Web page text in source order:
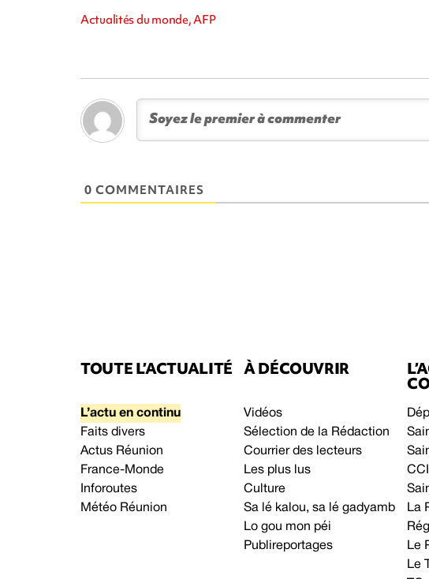
Actualités du monde, AFP
0 COMMENTAIRES
TOUTE L’ACTUALITÉ
L’actu en continu
Faits divers
Actus Réunion
France-Monde
Inforoutes
Météo Réunion
À DÉCOUVRIR
Vidéos
Sélection de la Rédaction
Courrier des lecteurs
Les plus lus
Culture
Sa lé kalou, sa lé gadyamb
Lo gou mon péi
Publireportages
La
Le
Le